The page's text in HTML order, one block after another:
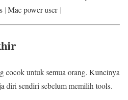
Mac power user |
cocok untuk semua orang. Kuncinya
diri sendiri sebelum memilih tools.